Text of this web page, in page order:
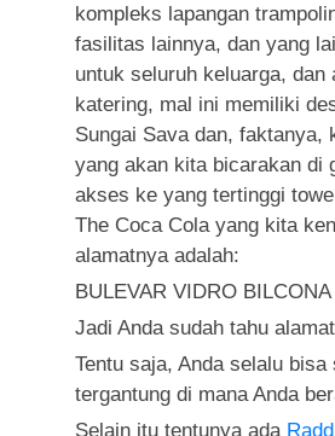
kompleks lapangan
fasilitas lainnya, dan yang
untuk seluruh keluarga,
katering, mal ini memiliki
Sungai Sava dan, faktanya,
yang akan kita bicarakan di
akses ke yang tertinggi
The Coca Cola yang kita
alamatnya adalah:
BULEVAR VIDRO
Jadi Anda sudah tahu
Tentu saja, Anda selalu
tergantung di mana Anda
Selain itu tentunya ada